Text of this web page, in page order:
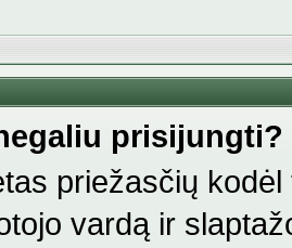
prisijungti?
priežasčių
vardą ir